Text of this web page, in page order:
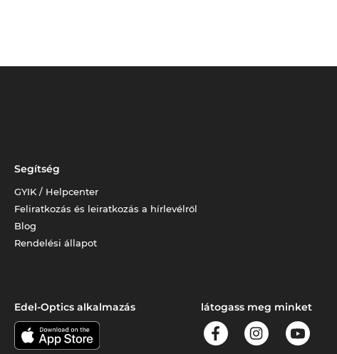
Segítség
GYIK / Helpcenter
Feliratkozás és leiratkozás a hírlevélről
Blog
Rendelési állapot
Edel-Optics alkalmazás látogass meg minket